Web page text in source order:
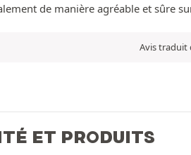
de manière agréable et sûre
Avis traduit
ET PRODUITS